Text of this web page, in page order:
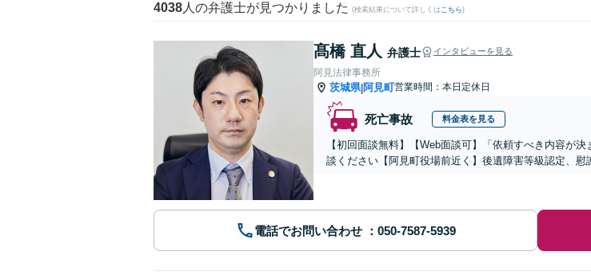
4038 人の弁護士が見つかりました (検索結果について詳しくは こちら)
髙橋 直人 弁護士 インタビューを見る
阿見法律事務所
茨城県|阿見町営業時間：本日定休日
死亡事故 料金表を見る
【初回面談無料】【Web面談可】「依頼すべき内容が
談ください【阿見町役場前近く】後遺障害等級認定、慰
電話でお問い合わせ